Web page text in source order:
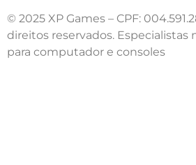
© 2025 XP Games – CPF:
direitos reservados. Especialistas
para computador e consoles